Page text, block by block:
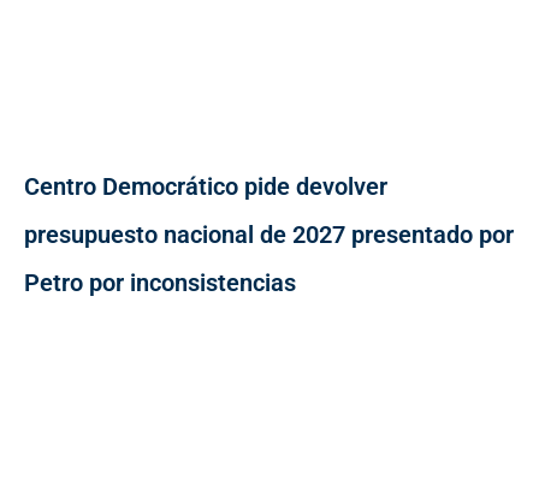
Centro Democrático pide devolver
presupuesto nacional de 2027 presentado por
Petro por inconsistencias